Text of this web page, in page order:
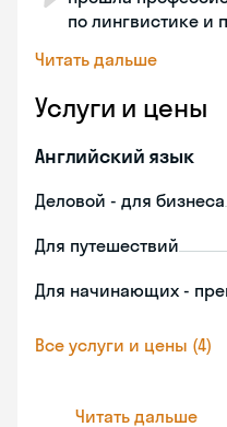
по лингвистике и
Читать дальше
Услуги и цены
Английский язык
Деловой - для бизнеса
Для путешествий
Для начинающих -
Все услуги и цены (4)
Читать дальше